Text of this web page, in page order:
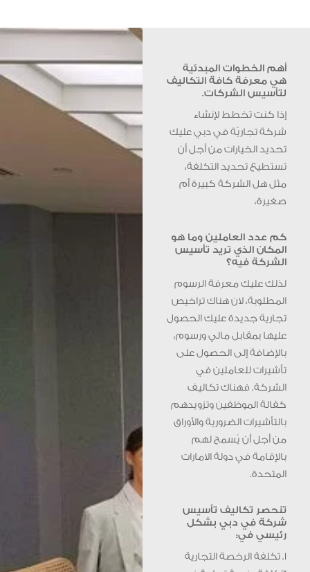
أهم الخطوات المبدئية
هي معرفة كافة التكاليف
لتأسيس الشركات.
إذا كنت تخطط لإنشاء
شركة تجاريّة في دبي عليك
تحديد الخيارات من أجل أن
تستطيع تحديد التكلفة،
مثل هل الشركة كبيرة أم
صغيرة،
كم عدد العاملين وما هو
المكان الذي تريد تأسيس
الشركة فيه؟
لذلك عليك معرفة الرسوم
المطلوبة، لان هناك تراخيص
تجارية جديدة عليك الحصول
عليها بمقابل مالي ورسوم،
بالإضافة إلى الحصول على
تأشيرات للعاملين في
الشركة. فهناك تكاليف
كفالة الموظفين وتزويدهم
بالتأشيرات الضرورية والأوراق
من أجل أن يُسمح لهم
بالإقامة في دولة الامارات
المتحدة.
تنحصر تكاليف تأسيس
شركة في دبي بشكل
رئيسي في:
1. تكلفة الرخصة التجارية